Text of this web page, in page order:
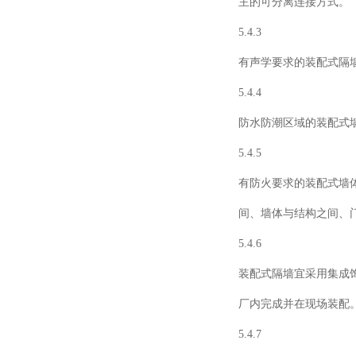
5.4.3
有声学要求的装配式隔
5.4.4
防水防潮区域的装配式
5.4.5
有防火要求的装配式墙
间、墙体与结构之间、
5.4.6
装配式隔墙宜采用集成
厂内完成并在现场装配
5.4.7